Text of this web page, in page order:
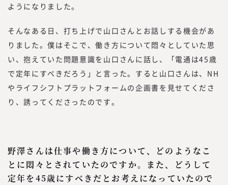
ようになりました。
そんなある日、打ち上げで山口さんとお話しする機会があ
りました。僕はそこで、働き方について悶々としていた思
い、抱えていた問題意識を山口さんに話し、「電通は45歳
で定年にすべきだろう」と言った。すると山口さんは、NH
やライフシフトプラットフォームの企画書を見せてくださ
り、誘ってくださったのです。
野澤さんは仕事や働き方について、どのようなこ
とに悶々とされていたのですか。また、どうして
定年を45歳にすべきだとお考えになっていたので